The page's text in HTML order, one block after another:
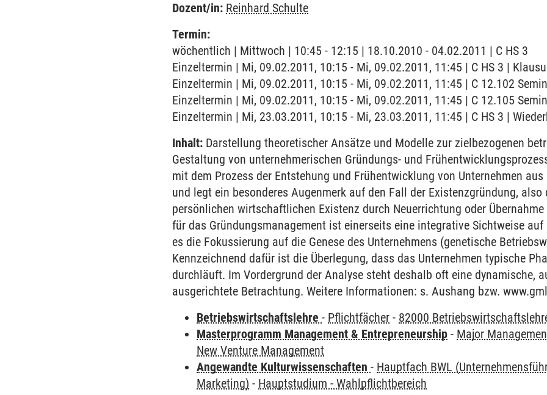
Dozent/in: Reinhard Schulte
Termin:
wöchentlich | Mittwoch | 10:45 - 12:15 | 18.10.2010 - 04.02.2011 | C HS 3
Einzeltermin | Mi, 09.02.2011, 10:15 - Mi, 09.02.2011, 11:45 | C HS 3 |
Einzeltermin | Mi, 09.02.2011, 10:15 - Mi, 09.02.2011, 11:45 | C 12.102
Einzeltermin | Mi, 09.02.2011, 10:15 - Mi, 09.02.2011, 11:45 | C 12.105
Einzeltermin | Mi, 23.03.2011, 10:15 - Mi, 23.03.2011, 11:45 | C HS 3 |
Inhalt: Darstellung theoretischer Ansätze und Modelle zur zielbezogenen
Gestaltung von unternehmerischen Gründungs- und
mit dem Prozess der Entstehung und Frühentwicklung von Unternehmen
und legt ein besonderes Augenmerk auf den Fall der Existenzgründung,
persönlichen wirtschaftlichen Existenz durch Neuerrichtung oder
für das Gründungsmanagement ist einerseits eine integrative Sichtweise
es die Fokussierung auf die Genese des Unternehmens (genetische
Kennzeichnend dafür ist die Überlegung, dass das Unternehmen typische
durchläuft. Im Vordergrund der Analyse steht deshalb oft eine dynamische,
ausgerichtete Betrachtung. Weitere Informationen: s. Aushang bzw.
Betriebswirtschaftslehre- Pflichtfächer - 82000
Masterprogramm Management & Entrepreneurship - Major
New Venture Management
Angewandte Kulturwissenschaften- Hauptfach BWL
Marketing) - Hauptstudium - Wahlpflichtbereich